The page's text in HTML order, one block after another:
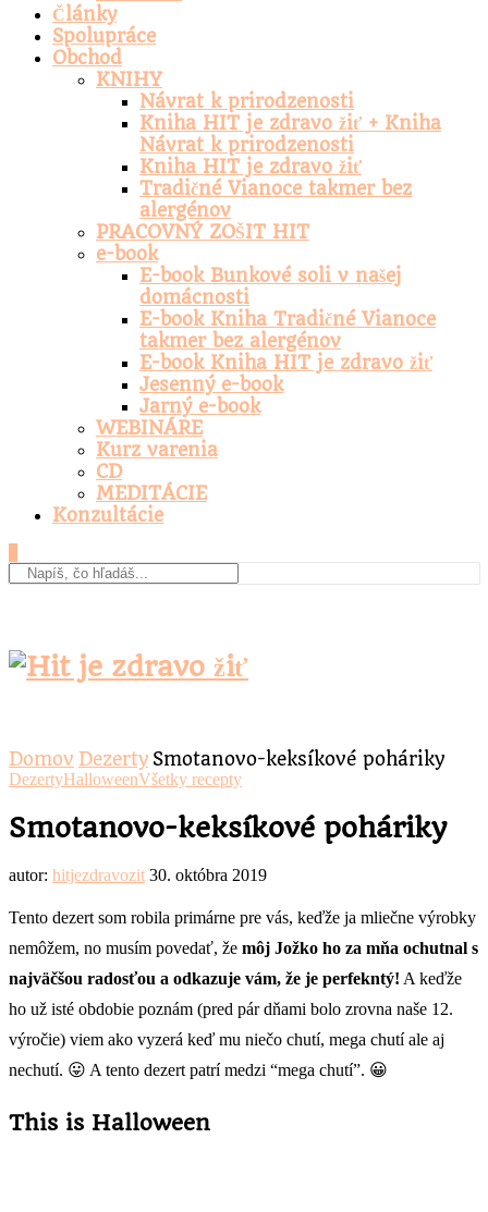
Články
Spolupráce
Obchod
KNIHY
Návrat k prirodzenosti
Kniha HIT je zdravo žiť + Kniha
Návrat k prirodzenosti
Kniha HIT je zdravo žiť
Tradičné Vianoce takmer bez
alergénov
PRACOVNÝ ZOŠIT HIT
e-book
E-book Bunkové soli v našej
domácnosti
E-book Kniha Tradičné Vianoce
takmer bez alergénov
E-book Kniha HIT je zdravo žiť
Jesenný e-book
Jarný e-book
WEBINÁRE
Kurz varenia
CD
MEDITÁCIE
Konzultácie
Domov Dezerty Smotanovo-keksíkové poháriky
DezertyHalloweenVšetky recepty
Smotanovo-keksíkové poháriky
autor: hitjezdravozit 30. októbra 2019
Tento dezert som robila primárne pre vás, keďže ja mliečne výrobky
nemôžem, no musím povedať, že môj Jožko ho za mňa ochutnal s
najväčšou radosťou a odkazuje vám, že je perfekntý! A keďže
ho už isté obdobie poznám (pred pár dňami bolo zrovna naše 12.
výročie) viem ako vyzerá keď mu niečo chutí, mega chutí ale aj
nechutí. 😛 A tento dezert patrí medzi “mega chutí”. 😀
This is Halloween